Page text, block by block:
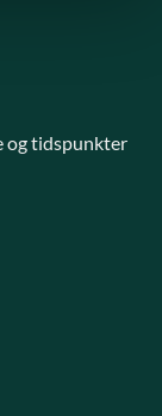
og tidspunkter